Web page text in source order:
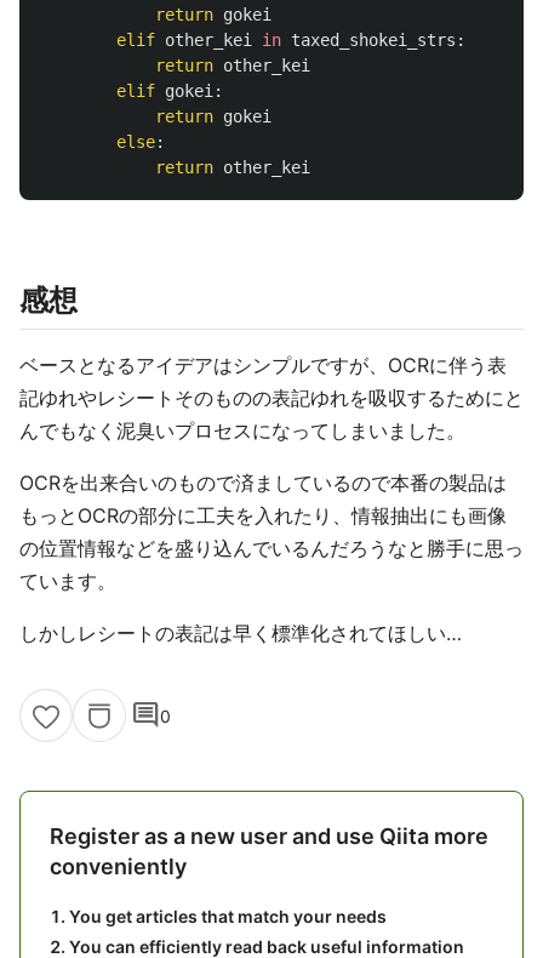
return gokei
elif other_kei in taxed_shokei_strs :
return other_kei
elif gokei :
return gokei
else:
return other_kei
感想
ベースとなるアイデアはシンプルですが、OCRに伴う表
記ゆれやレシートそのものの表記ゆれを吸収するためにと
んでもなく泥臭いプロセスになってしまいました。
OCRを出来合いのもので済ましているので本番の製品は
もっとOCRの部分に工夫を入れたり、情報抽出にも画像
の位置情報などを盛り込んでいるんだろうなと勝手に思っ
ています。
しかしレシートの表記は早く標準化されてほしい…
comment0
Register as a new user and use Qiita more
conveniently
You get articles that match your needs
You can efficiently read back useful information